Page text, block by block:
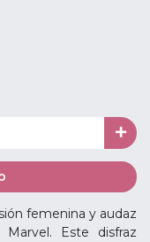
femenina y audaz
Este disfraz